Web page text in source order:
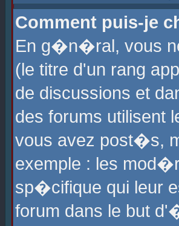
Comment puis-je
En g�n�ral, vous
(le titre d'un rang
de discussions et
des forums utilisent
vous avez post�s,
exemple : les
sp�cifique qui leur
forum dans le but